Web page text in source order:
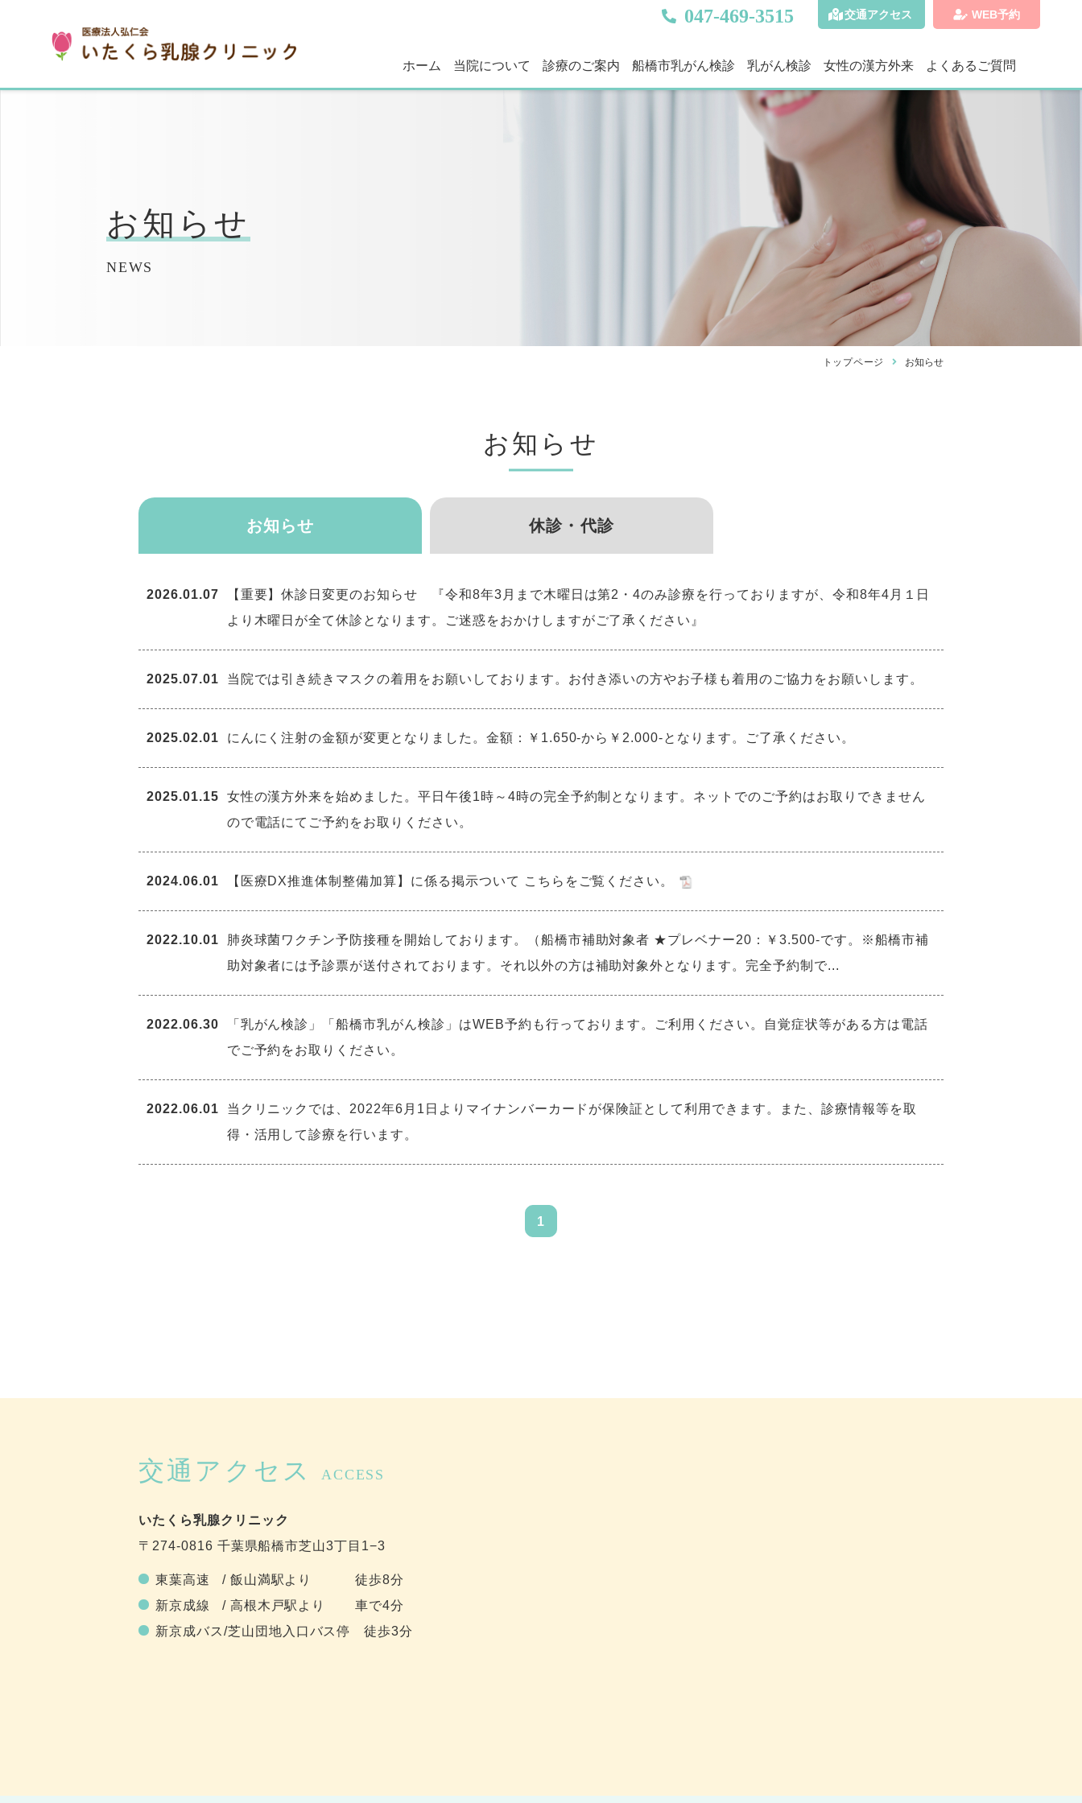
047-469-3515 交通アクセス WEB予約
ホーム 当院について 診療のご案内 船橋市乳がん検診 乳がん検診 女性の漢方外来 よくあるご質問
お知らせ
NEWS
トップページ お知らせ
お知らせ
お知らせ 休診・代診
2026.01.07
【重要】休診日変更のお知らせ 『令和8年3月まで木曜日は第2・4のみ診療を行っておりますが、令和8年4月１日
より木曜日が全て休診となります。ご迷惑をおかけしますがご了承ください』
2025.07.01 当院では引き続きマスクの着用をお願いしております。お付き添いの方やお子様も着用のご協力をお願いします。
2025.02.01 にんにく注射の金額が変更となりました。金額：￥1.650-から￥2.000-となります。ご了承ください。
2025.01.15
女性の漢方外来を始めました。平日午後1時～4時の完全予約制となります。ネットでのご予約はお取りできません
ので電話にてご予約をお取りください。
2024.06.01 【医療DX推進体制整備加算】に係る掲示ついて こちらをご覧ください。
2022.10.01
肺炎球菌ワクチン予防接種を開始しております。（船橋市補助対象者 ★プレベナー20：￥3.500-です。※船橋市補
助対象者には予診票が送付されております。それ以外の方は補助対象外となります。完全予約制で...
2022.06.30
「乳がん検診」「船橋市乳がん検診」はWEB予約も行っております。ご利用ください。自覚症状等がある方は電話
でご予約をお取りください。
2022.06.01
当クリニックでは、2022年6月1日よりマイナンバーカードが保険証として利用できます。また、診療情報等を取
得・活用して診療を行います。
1
交通アクセス ACCESS
いたくら乳腺クリニック
〒274-0816 千葉県船橋市芝山3丁目1−3
東葉高速 / 飯山満駅より 徒歩8分
新京成線 / 高根木戸駅より 車で4分
新京成バス/芝山団地入口バス停 徒歩3分